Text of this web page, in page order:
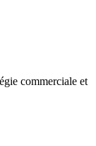
commerciale et